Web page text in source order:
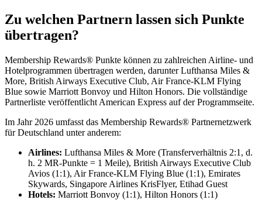
Zu welchen Partnern lassen sich Punkte
übertragen?
Membership Rewards® Punkte können zu zahlreichen Airline- und
Hotelprogrammen übertragen werden, darunter Lufthansa Miles &
More, British Airways Executive Club, Air France-KLM Flying
Blue sowie Marriott Bonvoy und Hilton Honors. Die vollständige
Partnerliste veröffentlicht American Express auf der Programmseite.
Im Jahr 2026 umfasst das Membership Rewards® Partnernetzwerk
für Deutschland unter anderem:
Airlines: Lufthansa Miles & More (Transferverhältnis 2:1, d.
h. 2 MR-Punkte = 1 Meile), British Airways Executive Club
Avios (1:1), Air France-KLM Flying Blue (1:1), Emirates
Skywards, Singapore Airlines KrisFlyer, Etihad Guest
Hotels: Marriott Bonvoy (1:1), Hilton Honors (1:1)